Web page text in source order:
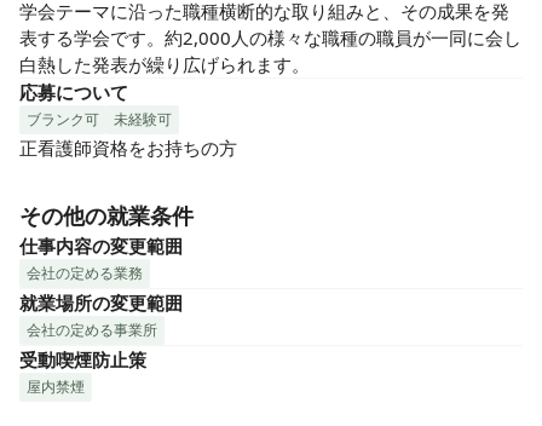
学会テーマに沿った職種横断的な取り組みと、その成果を発
表する学会です。約2,000人の様々な職種の職員が一同に会し
白熱した発表が繰り広げられます。
応募について
ブランク可 未経験可
正看護師資格をお持ちの方
その他の就業条件
仕事内容の変更範囲
会社の定める業務
就業場所の変更範囲
会社の定める事業所
受動喫煙防止策
屋内禁煙